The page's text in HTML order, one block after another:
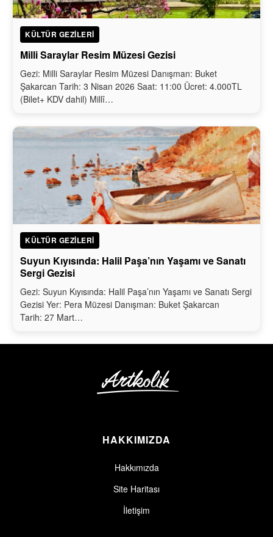
KÜLTÜR GEZILERI
Milli Saraylar Resim Müzesi Gezisi
Gezi: Milli Saraylar Resim Müzesi Danışman: Buket
Şakarcan Tarih: 3 Nisan 2026 Saat: 11:00 Ücret: 4.000TL
(Bilet+ KDV dahil) Millî…
KÜLTÜR GEZILERI
Suyun Kıyısında: Halil Paşa’nın Yaşamı ve Sanatı
Sergi Gezisi
Gezi: Suyun Kıyısında: Halil Paşa’nın Yaşamı ve Sanatı Sergi
Gezisi Yer: Pera Müzesi Danışman: Buket Şakarcan
Tarih: 27 Mart…
HAKKIMIZDA
Hakkımızda
Site Haritası
İletişim